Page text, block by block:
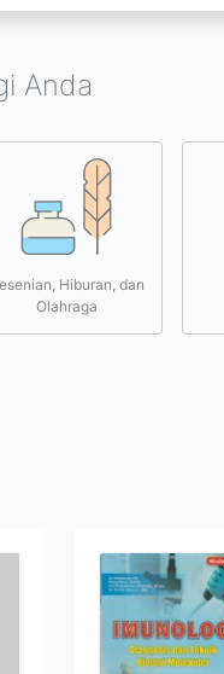
Anda
Hiburan, dan
Olahraga